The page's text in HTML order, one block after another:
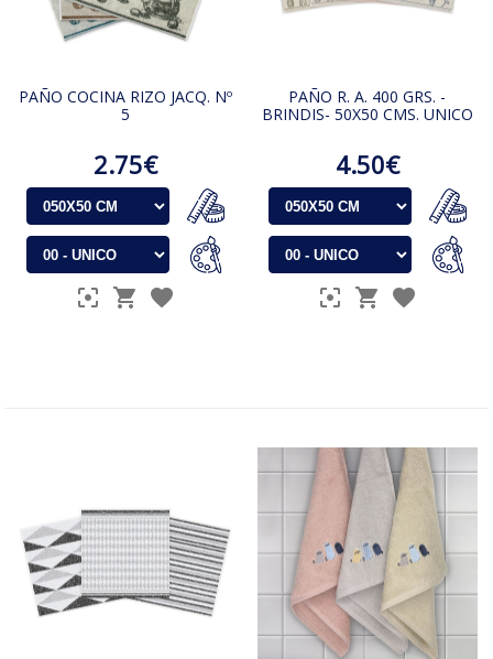
PAÑO COCINA RIZO JACQ. Nº
5
2.75€
PAÑO R. A. 400 GRS. -
BRINDIS- 50X50 CMS. UNICO
4.50€